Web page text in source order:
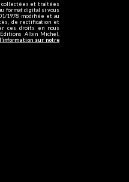
collectées et traitées
format digital si vous
1978 modifiée et au
de rectification et
ces droits en nous
Albin Michel,
sur notre